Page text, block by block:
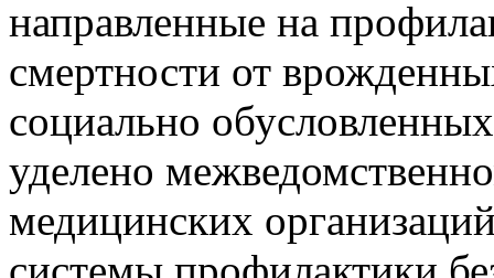
направленные на
смертности от
социально
уделено
медицинских